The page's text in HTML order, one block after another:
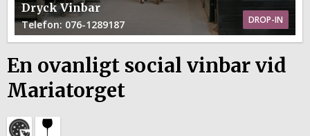
Dryck Vinbar
Telefon: 076-1289187 DROP-IN
En ovanligt social vinbar vid
Mariatorget